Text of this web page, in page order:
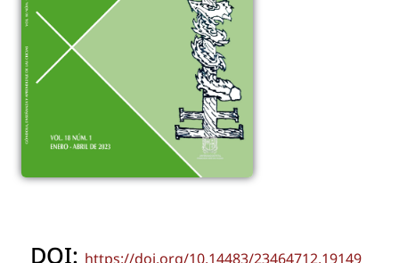
DOI: https://doi.org/10.14483/23464712.19149